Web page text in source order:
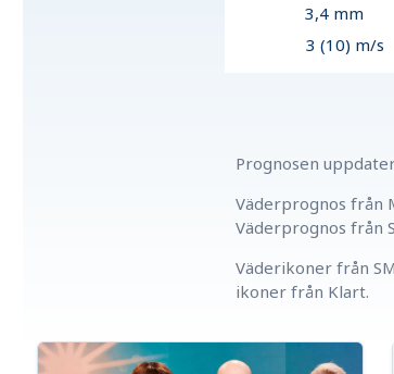
3,4 mm
3 (10) m/s
Prognosen
Väderprognos från
Väderprognos från
Väderikoner från
ikoner från Klart.